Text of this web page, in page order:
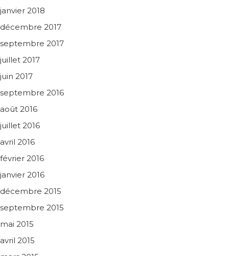
janvier 2018
décembre 2017
septembre 2017
juillet 2017
juin 2017
septembre 2016
août 2016
juillet 2016
avril 2016
février 2016
janvier 2016
décembre 2015
septembre 2015
mai 2015
avril 2015